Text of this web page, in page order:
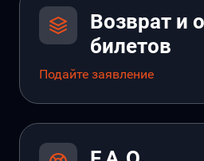
Возврат и
билетов
Подайте заявление